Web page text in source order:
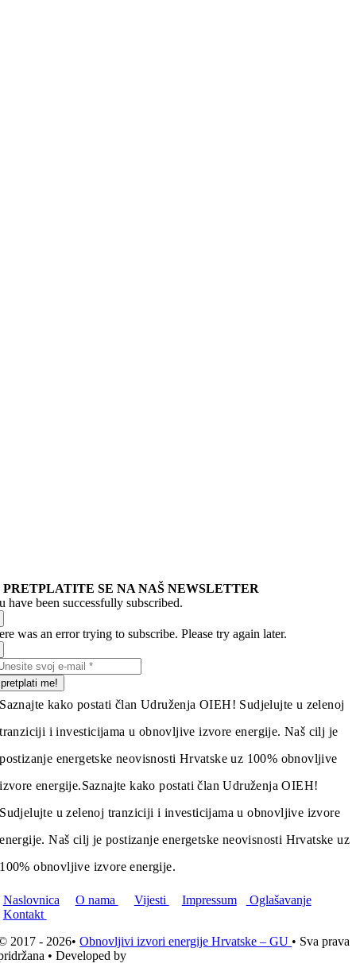
PRETPLATITE SE NA NAŠ NEWSLETTER
have been successfully subscribed.
was an error trying to subscribe. Please try again later.
pretplati me!
Saznajte kako postati član Udruženja OIEH! Sudjelujte u zelenoj
tranziciji i investicijama u obnovljive izvore energije. Naš cilj je
postizanje energetske neovisnosti Hrvatske uz 100% obnovljive
izvore energije.Saznajte kako postati član Udruženja OIEH!
Sudjelujte u zelenoj tranziciji i investicijama u obnovljive izvore
energije. Naš cilj je postizanje energetske neovisnosti Hrvatske uz
100% obnovljive izvore energije.
Naslovnica O nama Vijesti Impressum
Oglašavanje
Kontakt
2017 - 2026•Obnovljivi izvori energije Hrvatske – GU • Sva prava
• Developed by